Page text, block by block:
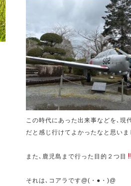
この時代にあった出来事などを､現
だと感じ行けてよかったなと思いま
また､鹿児島まで行った目的２つ目
それは､コアラです@(・●・)@